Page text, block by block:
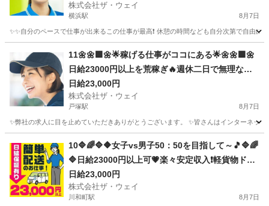
制だよ💗
株式会社ザ・ウェイ
横浜駅 8月7日
✨✨自分のペースで仕事が出来るこの仕事が最高❗️ 休憩の時間なども自分次第で自由
横浜駅 ドライバー ネットスーパー
11🌼🌼🟩🌼🌟稼げる仕事がココにある🌟🌼🌼🟩🌼
日給23000円以上を荒稼ぎ🔥週休二日で無理なく
安定的に👍👍👍
日給23,000円
株式会社ザ・ウェイ
戸塚駅 8月7日
✨弊社の求人に目を止めていただきありがとうございます。 ✨皆さんはインターネッ
戸塚駅 配送 ネットスーパー
10🔷🌈🔷🔶女子vs男子50：50を目指して～🎵🔷🌈
🔷日給23000円以上可💗楽々安定収入❗️軽貨物ドラ
イバー❗️完全週休2日制だよ💛
日給23,000円
株式会社ザ・ウェイ
川和町駅 8月7日